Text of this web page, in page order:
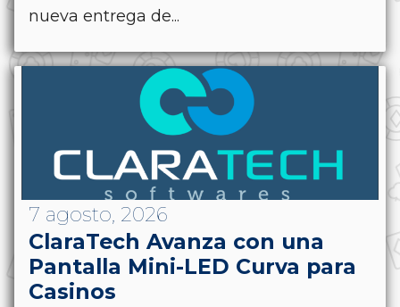
nueva entrega de...
7 agosto, 2026
ClaraTech Avanza con una
Pantalla Mini-LED Curva para
Casinos